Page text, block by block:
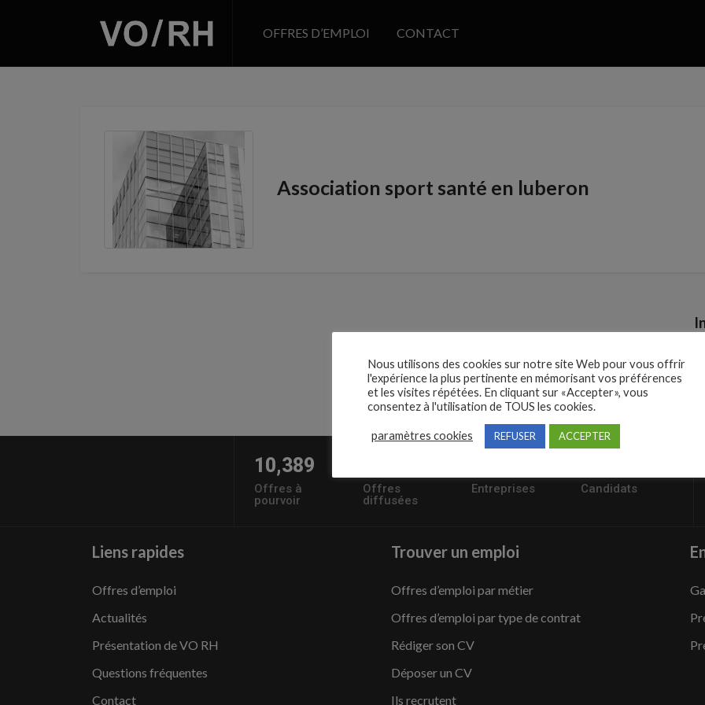
OFFRES D’EMPLOI CONTACT
Association sport santé en luberon
10,389
Offres à
pourvoir
Offres
diffusées
Entreprises Candidats
Liens rapides
Offres d’emploi
Actualités
Présentation de VO RH
Questions fréquentes
Contact
Trouver un emploi
Offres d’emploi par métier
Offres d’emploi par type de contrat
Rédiger son CV
Déposer un CV
Ils recrutent
Nous utilisons des cookies sur notre site Web pour vous offrir
l'expérience la plus pertinente en mémorisant vos préférences
et les visites répétées. En cliquant sur «Accepter», vous
consentez à l'utilisation de TOUS les cookies.
paramètres cookies REFUSER ACCEPTER